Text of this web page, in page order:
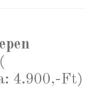
4.900,-Ft)